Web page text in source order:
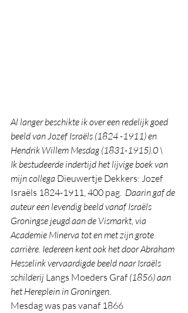
Al langer beschikte ik over een redelijk goed
beeld van Jozef Israëls (1824 -1911) en
Hendrik Willem Mesdag (1831-1915).0 \
Ik bestudeerde indertijd het lijvige boek van
mijn collega Dieuwertje Dekkers: Jozef
Israëls 1824-1911, 400 pag. Daarin gaf de
auteur een levendig beeld vanaf Israëls
Groningse jeugd aan de Vismarkt, via
Academie Minerva tot en met zijn grote
carrière. Iedereen kent ook het door Abraham
Hesselink vervaardigde beeld naar Israëls
schilderij Langs Moeders Graf (1856) aan
het Hereplein in Groningen.
Mesdag was pas vanaf 1866